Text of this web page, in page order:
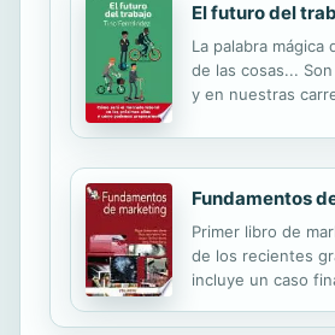
El futuro del
La palabra
de las cosas...
y en nuestras
Fundamentos
Primer libro de
de los recientes
incluye un caso